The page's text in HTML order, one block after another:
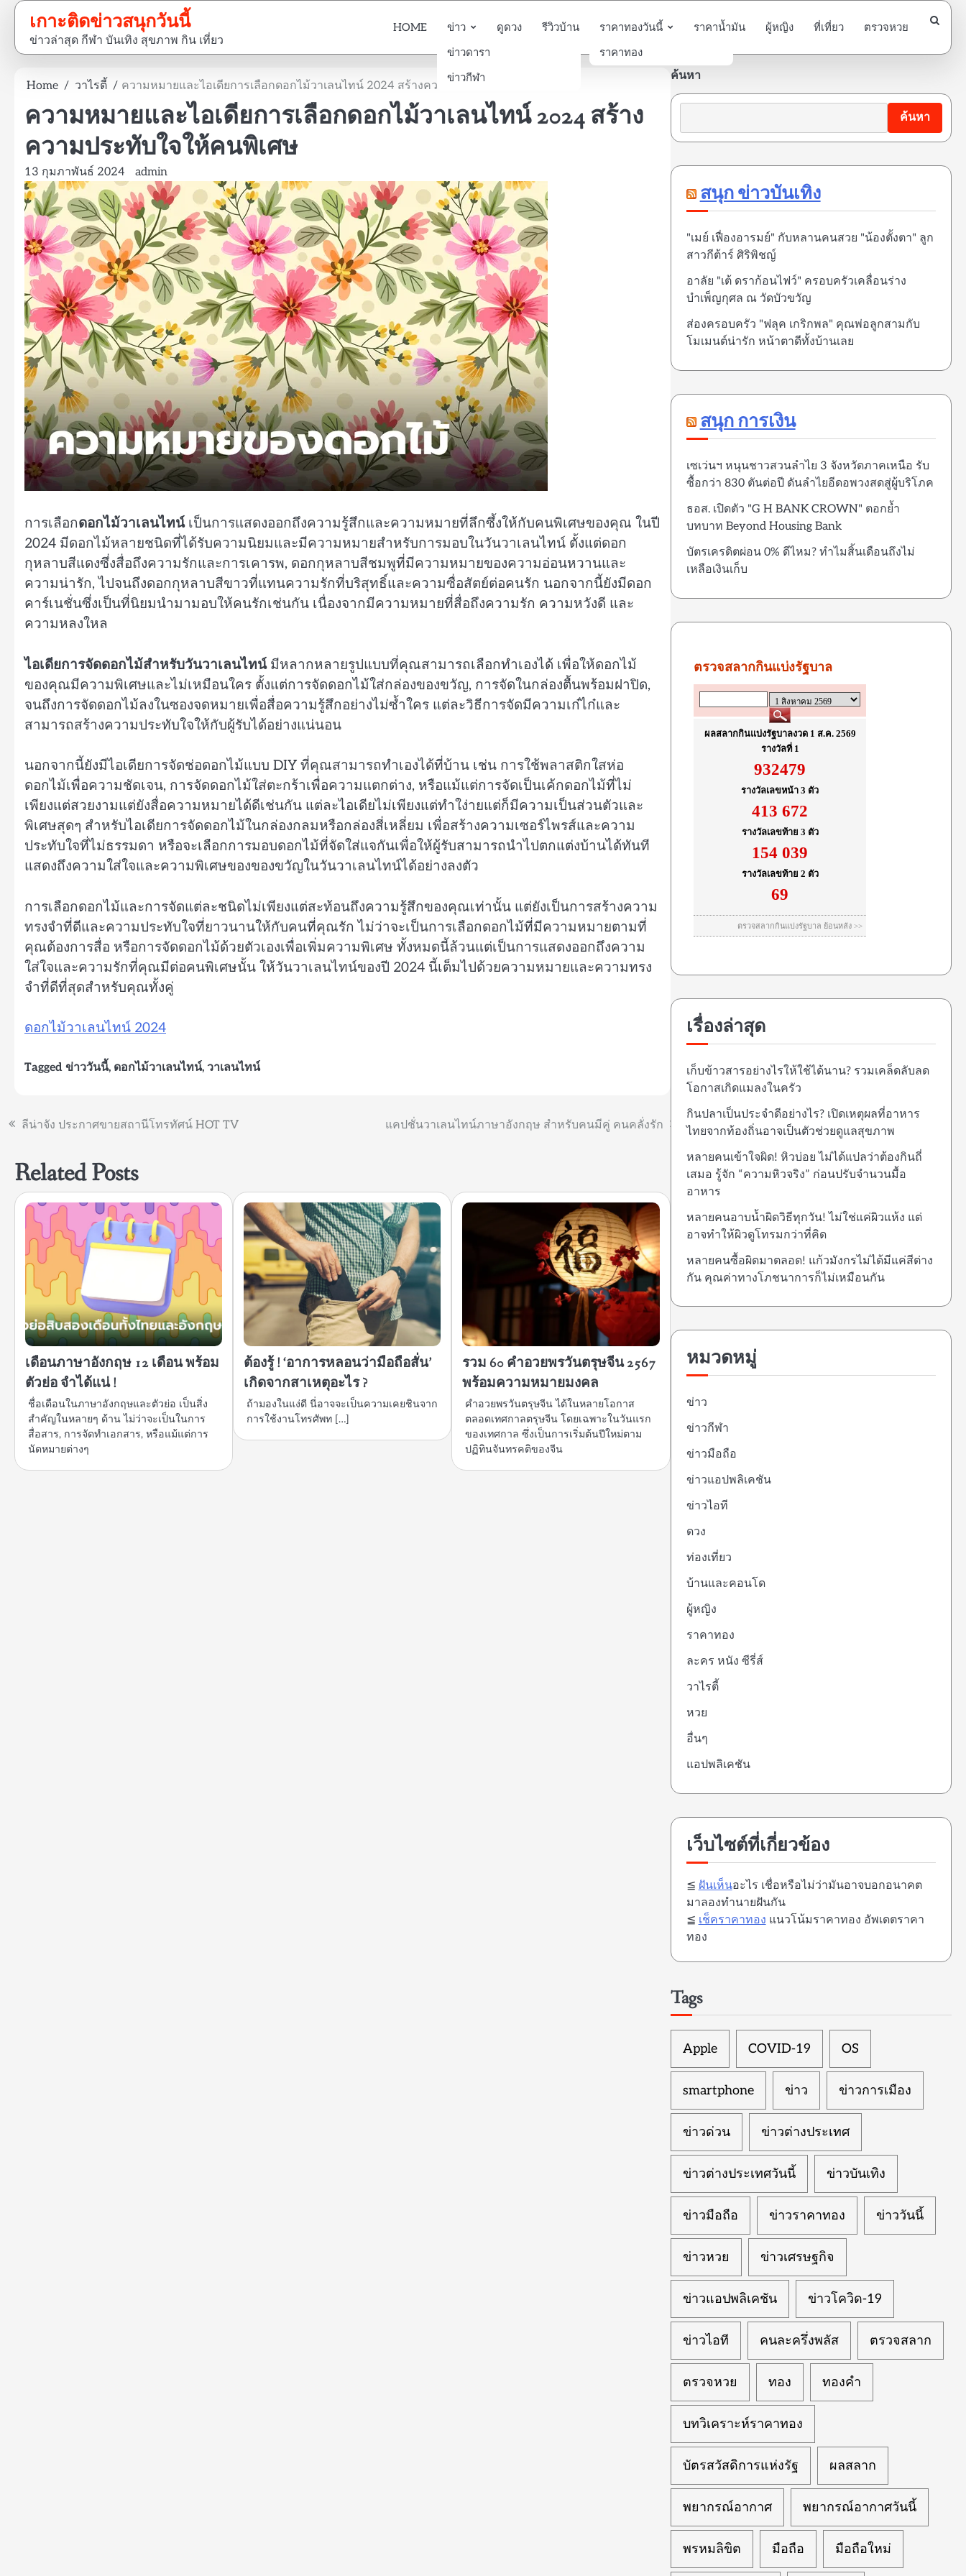
Skip
content
เกาะติดข่าวสนุกวันนี้
ข่าวล่าสุด กีฬา บันเทิง สุขภาพ กิน เที่ยว
HOME
ข่าว
ข่าวดารา
ข่าวกีฬา
ดูดวง รีวิวบ้าน
ราคาทองวันนี้
ราคาทอง
ราคาน้ำมัน ผู้หญิง ที่เที่ยว ตรวจหวย
Home วาไรตี้ ความหมายและไอเดียการเลือกดอกไม้วาเลนไทน์ 2024 สร้างความประทับใจให้คนพิเศษ
ความหมายและไอเดียการเลือกดอกไม้วาเลนไทน์ 2024 สร้าง
ความประทับใจให้คนพิเศษ
13 กุมภาพันธ์ 2024 admin
การเลือกดอกไม้วาเลนไทน์ เป็นการแสดงออกถึงความรู้สึกและความหมายที่ลึกซึ้งให้กับคนพิเศษของคุณ ในปี
2024 มีดอกไม้หลายชนิดที่ได้รับความนิยมและมีความหมายสำหรับการมอบในวันวาเลนไทน์ ตั้งแต่ดอก
กุหลาบสีแดงซึ่งสื่อถึงความรักและการเคารพ, ดอกกุหลาบสีชมพูที่มีความหมายของความอ่อนหวานและ
ความน่ารัก, ไปจนถึงดอกกุหลาบสีขาวที่แทนความรักที่บริสุทธิ์และความซื่อสัตย์ต่อคนรัก นอกจากนี้ยังมีดอก
คาร์เนชั่นซึ่งเป็นที่นิยมนำมามอบให้คนรักเช่นกัน เนื่องจากมีความหมายที่สื่อถึงความรัก ความหวังดี และ
ความหลงใหล
ไอเดียการจัดดอกไม้สำหรับวันวาเลนไทน์ มีหลากหลายรูปแบบที่คุณสามารถเลือกทำเองได้ เพื่อให้ดอกไม้
ของคุณมีความพิเศษและไม่เหมือนใคร ตั้งแต่การจัดดอกไม้ใส่กล่องของขวัญ, การจัดในกล่องตื้นพร้อมฝาปิด,
จนถึงการจัดดอกไม้ลงในซองจดหมายเพื่อสื่อความรู้สึกอย่างไม่ซ้ำใคร แต่ละวิธีการจัดมีความเก๋ไก๋และ
สามารถสร้างความประทับใจให้กับผู้รับได้อย่างแน่นอน
นอกจากนี้ยังมีไอเดียการจัดช่อดอกไม้แบบ DIY ที่คุณสามารถทำเองได้ที่บ้าน เช่น การใช้พลาสติกใสห่อ
ดอกไม้เพื่อความชัดเจน, การจัดดอกไม้ใส่ตะกร้าเพื่อความแตกต่าง, หรือแม้แต่การจัดเป็นเค้กดอกไม้ที่ไม่
เพียงแต่สวยงามแต่ยังสื่อความหมายได้ดีเช่นกัน แต่ละไอเดียไม่เพียงแต่ทำใง่ายแต่ก็มีความเป็นส่วนตัวและ
พิเศษสุดๆ สำหรับไอเดียการจัดดอกไม้ในกล่องกลมหรือกล่องสี่เหลี่ยม เพื่อสร้างความเซอร์ไพรส์และความ
ประทับใจที่ไม่ธรรมดา หรือจะเลือกการมอบดอกไม้ที่จัดใส่แจกันเพื่อให้ผู้รับสามารถนำไปตกแต่งบ้านได้ทันที
แสดงถึงความใส่ใจและความพิเศษของของขวัญในวันวาเลนไทน์ได้อย่างลงตัว
การเลือกดอกไม้และการจัดแต่ละชนิดไม่เพียงแต่สะท้อนถึงความรู้สึกของคุณเท่านั้น แต่ยังเป็นการสร้างความ
ทรงจำที่ดีและความประทับใจที่ยาวนานให้กับคนที่คุณรัก ไม่ว่าจะเป็นการเลือกดอกไม้ที่มีความหมายตามที่
คุณต้องการสื่อ หรือการจัดดอกไม้ด้วยตัวเองเพื่อเพิ่มความพิเศษ ทั้งหมดนี้ล้วนแต่เป็นการแสดงออกถึงความ
ใส่ใจและความรักที่คุณมีต่อคนพิเศษนั้น ให้วันวาเลนไทน์ของปี 2024 นี้เต็มไปด้วยความหมายและความทรง
จำที่ดีที่สุดสำหรับคุณทั้งคู่
ดอกไม้วาเลนไทน์ 2024
Tagged ข่าววันนี้, ดอกไม้วาเลนไทน์, วาเลนไทน์
แนะแนว
ลีน่าจัง ประกาศขายสถานีโทรทัศน์ HOT TV แคปชั่นวาเลนไทน์ภาษาอังกฤษ สำหรับคนมีคู่ คนคลั่งรัก
Related Posts
เดือนภาษาอังกฤษ 12 เดือน พร้อม
ตัวย่อ จำได้แน่ !
ชื่อเดือนในภาษาอังกฤษและตัวย่อ เป็นสิ่ง
สำคัญในหลายๆ ด้าน ไม่ว่าจะเป็นในการ
สื่อสาร, การจัดทำเอกสาร, หรือแม้แต่การ
นัดหมายต่างๆ
ต้องรู้ ! ‘อาการหลอนว่ามือถือสั่น’
เกิดจากสาเหตุอะไร ?
ถ้ามองในแง่ดี นี่อาจจะเป็นความเคยชินจาก
การใช้งานโทรศัพท […]
รวม 60 คำอวยพรวันตรุษจีน 2567
พร้อมความหมายมงคล
คำอวยพรวันตรุษจีน ได้ในหลายโอกาส
ตลอดเทศกาลตรุษจีน โดยเฉพาะในวันแรก
ของเทศกาล ซึ่งเป็นการเริ่มต้นปีใหม่ตาม
ปฏิทินจันทรคติของจีน
ค้นหา
ค้นหา
สนุก ข่าวบันเทิง
"เมย์ เฟื่องอารมย์" กับหลานคนสวย "น้องตั้งตา" ลูก
สาวกีต้าร์ ศิริพิชญ์
อาลัย "เต้ ดราก้อนไฟว์" ครอบครัวเคลื่อนร่าง
บำเพ็ญกุศล ณ วัดบัวขวัญ
ส่องครอบครัว "ฟลุค เกริกพล" คุณพ่อลูกสามกับ
โมเมนต์น่ารัก หน้าตาดีทั้งบ้านเลย
สนุก การเงิน
เซเว่นฯ หนุนชาวสวนลำไย 3 จังหวัดภาคเหนือ รับ
ซื้อกว่า 830 ตันต่อปี ดันลำไยอีดอพวงสดสู่ผู้บริโภค
ธอส. เปิดตัว "G H BANK CROWN" ตอกย้ำ
บทบาท Beyond Housing Bank
บัตรเครดิตผ่อน 0% ดีไหม? ทำไมสิ้นเดือนถึงไม่
เหลือเงินเก็บ
เรื่องล่าสุด
เก็บข้าวสารอย่างไรให้ใช้ได้นาน? รวมเคล็ดลับลด
โอกาสเกิดแมลงในครัว
กินปลาเป็นประจำดีอย่างไร? เปิดเหตุผลที่อาหาร
ไทยจากท้องถิ่นอาจเป็นตัวช่วยดูแลสุขภาพ
หลายคนเข้าใจผิด! หิวบ่อย ไม่ได้แปลว่าต้องกินถี่
เสมอ รู้จัก “ความหิวจริง” ก่อนปรับจำนวนมื้อ
อาหาร
หลายคนอาบน้ำผิดวิธีทุกวัน! ไม่ใช่แค่ผิวแห้ง แต่
อาจทำให้ผิวดูโทรมกว่าที่คิด
หลายคนซื้อผิดมาตลอด! แก้วมังกรไม่ได้มีแค่สีต่าง
กัน คุณค่าทางโภชนาการก็ไม่เหมือนกัน
หมวดหมู่
ข่าว
ข่าวกีฬา
ข่าวมือถือ
ข่าวแอปพลิเคชัน
ข่าวไอที
ดวง
ท่องเที่ยว
บ้านและคอนโด
ผู้หญิง
ราคาทอง
ละคร หนัง ซีรี่ส์
วาไรตี้
หวย
อื่นๆ
แอปพลิเคชัน
เว็บไซต์ที่เกี่ยวข้อง
≦ ฝันเห็นอะไร เชื่อหรือไม่ว่ามันอาจบอกอนาคต
มาลองทำนายฝันกัน
≦ เช็คราคาทอง แนวโน้มราคาทอง อัพเดตราคา
ทอง
Tags
Apple COVID-19 OS
smartphone ข่าว ข่าวการเมือง
ข่าวด่วน ข่าวต่างประเทศ
ข่าวต่างประเทศวันนี้ ข่าวบันเทิง
ข่าวมือถือ ข่าวราคาทอง ข่าววันนี้
ข่าวหวย ข่าวเศรษฐกิจ
ข่าวแอปพลิเคชัน ข่าวโควิด-19
ข่าวไอที คนละครึ่งพลัส ตรวจสลาก
ตรวจหวย ทอง ทองคำ
บทวิเคราะห์ราคาทอง
บัตรสวัสดิการแห่งรัฐ ผลสลาก
พยากรณ์อากาศ พยากรณ์อากาศวันนี้
พรหมลิขิต มือถือ มือถือใหม่